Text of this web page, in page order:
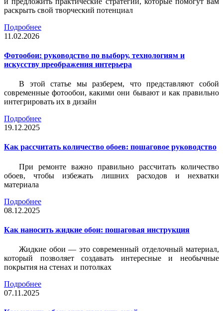
раскрыть свой творческий потенциал
Подробнее
11.02.2026
Фотообои: руководство по выбору, технологиям и
искусству преображения интерьера
В этой статье мы разберем, что представляют собой
современные фотообои, какими они бывают и как правильно
интегрировать их в дизайн
Подробнее
19.12.2025
Как рассчитать количество обоев: пошаговое руководство
При ремонте важно правильно рассчитать количество
обоев, чтобы избежать лишних расходов и нехватки
материала
Подробнее
08.12.2025
Как наносить жидкие обои: пошаговая инструкция
Жидкие обои — это современный отделочный материал,
который позволяет создавать интересные и необычные
покрытия на стенах и потолках
Подробнее
07.11.2025